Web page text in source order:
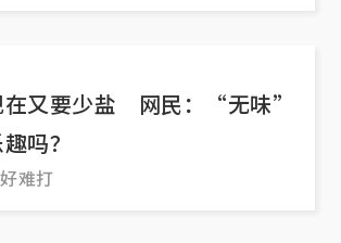
在又要少盐 网民：“无味”
吗？
难打